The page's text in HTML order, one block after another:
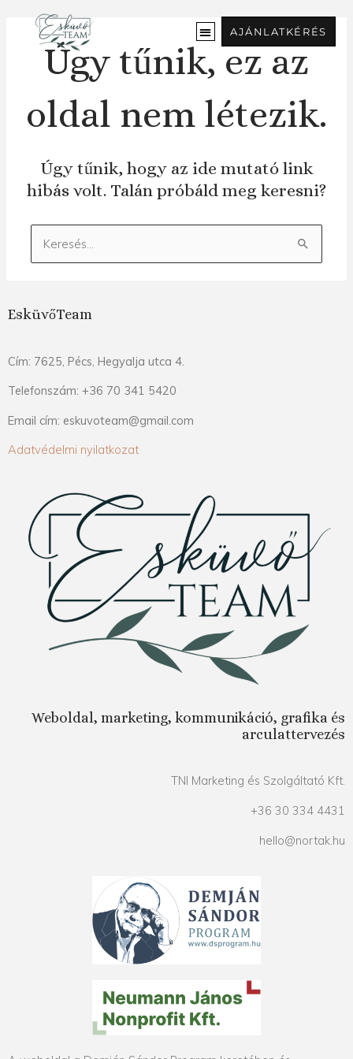
tartalomra
AJÁNLATKÉRÉS
Úgy tűnik, ez az
oldal nem létezik.
Úgy tűnik, hogy az ide mutató link
hibás volt. Talán próbáld meg keresni?
Keresés:
EsküvőTeam
Cím: 7625, Pécs, Hegyalja utca 4.
Telefonszám: +36 70 341 5420
Email cím: eskuvoteam@gmail.com
Adatvédelmi nyilatkozat
Weboldal, marketing, kommunikáció, grafika és
arculattervezés
TNI Marketing és Szolgáltató Kft.
+36 30 334 4431
hello@nortak.hu